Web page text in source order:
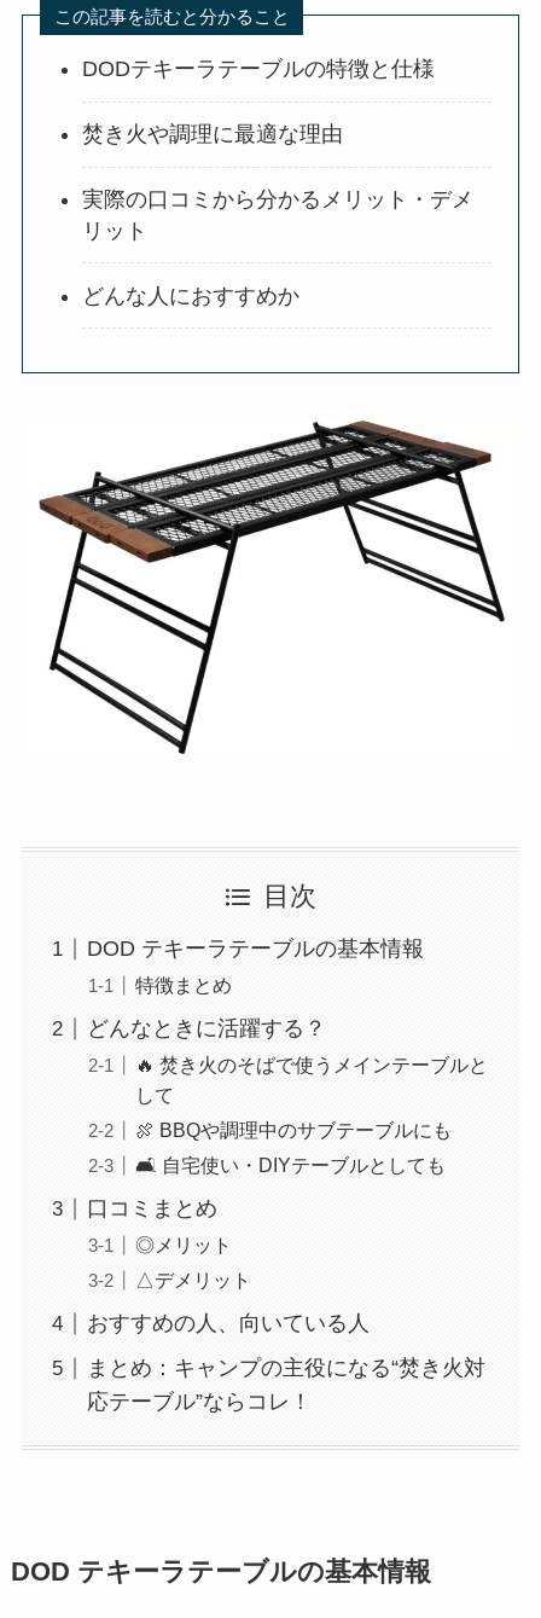
この記事を読むと分かること
DODテキーラテーブルの特徴と仕様
焚き火や調理に最適な理由
実際の口コミから分かるメリット・デメ
リット
どんな人におすすめか
目次
DOD テキーラテーブルの基本情報
特徴まとめ
どんなときに活躍する？
🔥 焚き火のそばで使うメインテーブルと
して
🍖 BBQや調理中のサブテーブルにも
🛋 自宅使い・DIYテーブルとしても
口コミまとめ
◎メリット
△デメリット
おすすめの人、向いている人
まとめ：キャンプの主役になる“焚き火対
応テーブル”ならコレ！
DOD テキーラテーブルの基本情報